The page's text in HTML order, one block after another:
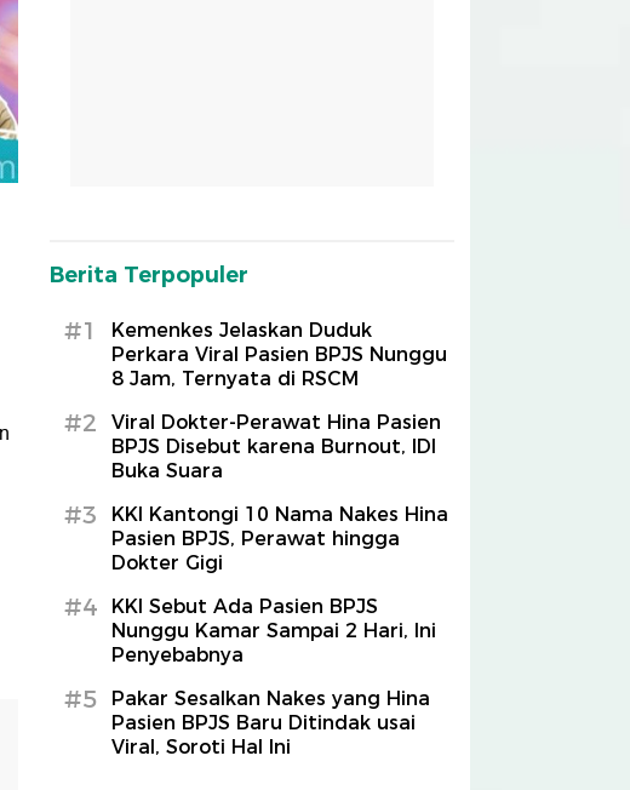
Berita Terpopuler
#1
Kemenkes Jelaskan Duduk
Perkara Viral Pasien BPJS Nunggu
8 Jam, Ternyata di RSCM
#2
Viral Dokter-Perawat Hina Pasien
BPJS Disebut karena Burnout, IDI
Buka Suara
#3
KKI Kantongi 10 Nama Nakes Hina
Pasien BPJS, Perawat hingga
Dokter Gigi
#4
KKI Sebut Ada Pasien BPJS
Nunggu Kamar Sampai 2 Hari, Ini
Penyebabnya
#5
Pakar Sesalkan Nakes yang Hina
Pasien BPJS Baru Ditindak usai
Viral, Soroti Hal Ini